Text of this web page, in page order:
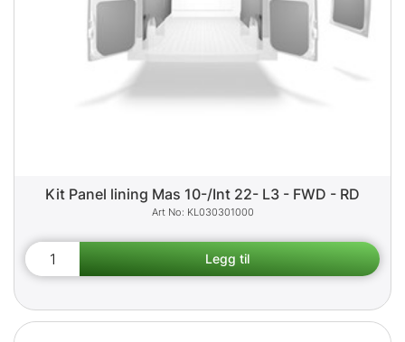
Kit Panel lining Mas 10-/Int 22- L3 - FWD - RD
KL030301000